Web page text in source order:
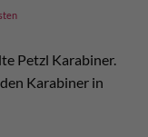
Petzl Karabiner.
Karabiner in